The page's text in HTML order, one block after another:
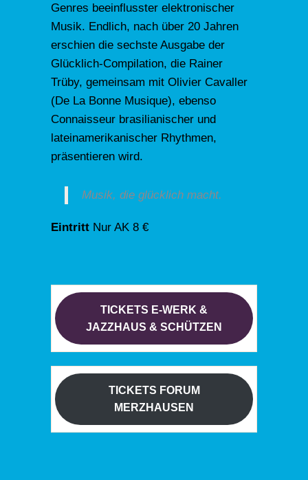
Genres beeinflusster elektronischer
Musik. Endlich, nach über 20 Jahren
erschien die sechste Ausgabe der
Glücklich-Compilation, die Rainer
Trüby, gemeinsam mit Olivier Cavaller
(De La Bonne Musique), ebenso
Connaisseur brasilianischer und
lateinamerikanischer Rhythmen,
präsentieren wird.
Musik, die glücklich macht.
Eintritt Nur AK 8 €
TICKETS E-WERK &
JAZZHAUS & SCHÜTZEN
TICKETS FORUM
MERZHAUSEN